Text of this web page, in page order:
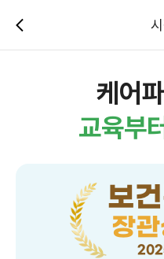
케어
교육부
보
장